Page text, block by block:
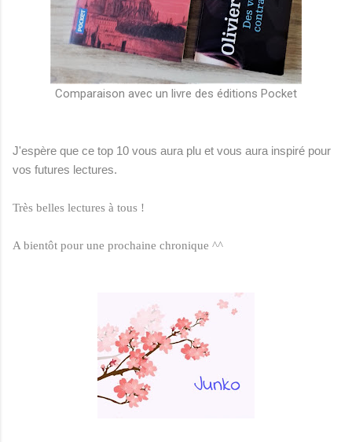
Comparaison avec un livre des éditions Pocket
J'espère que ce top 10 vous aura plu et vous aura inspiré pour
vos futures lectures.
Très belles lectures à tous !
A bientôt pour une prochaine chronique ^^